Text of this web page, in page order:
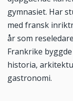
gymnasiet. Har
med fransk
år som
Frankrike
historia,
gastronomi.